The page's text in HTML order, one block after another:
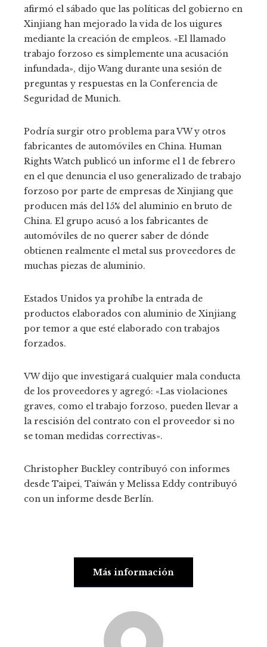
afirmó el sábado que las políticas del gobierno en
Xinjiang han mejorado la vida de los uigures
mediante la creación de empleos. «El llamado
trabajo forzoso es simplemente una acusación
infundada», dijo Wang durante una sesión de
preguntas y respuestas en la Conferencia de
Seguridad de Munich.
Podría surgir otro problema para VW y otros
fabricantes de automóviles en China. Human
Rights Watch publicó un informe el 1 de febrero
en el que denuncia el uso generalizado de trabajo
forzoso por parte de empresas de Xinjiang que
producen más del 15% del aluminio en bruto de
China. El grupo acusó a los fabricantes de
automóviles de no querer saber de dónde
obtienen realmente el metal sus proveedores de
muchas piezas de aluminio.
Estados Unidos ya prohíbe la entrada de
productos elaborados con aluminio de Xinjiang
por temor a que esté elaborado con trabajos
forzados.
VW dijo que investigará cualquier mala conducta
de los proveedores y agregó: «Las violaciones
graves, como el trabajo forzoso, pueden llevar a
la rescisión del contrato con el proveedor si no
se toman medidas correctivas».
Christopher Buckley contribuyó con informes
desde Taipei, Taiwán y Melissa Eddy contribuyó
con un informe desde Berlín.
Más información